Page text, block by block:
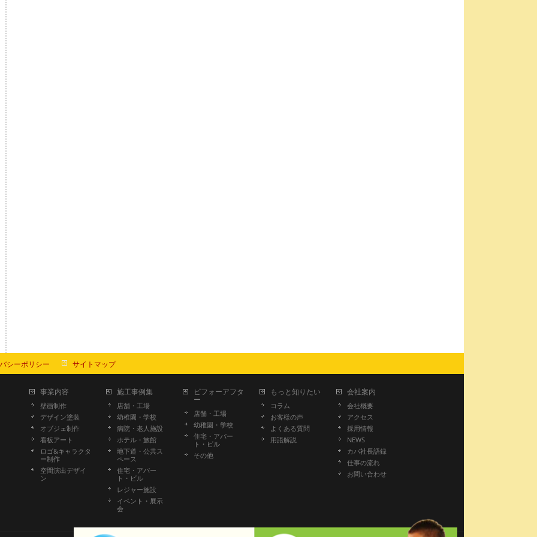
シーポリシー サイトマップ
事業内容
壁画制作
デザイン塗装
オブジェ制作
看板アート
ロゴ&キャラクタ
ー制作
空間演出デザイ
ン
施工事例集
店舗・工場
幼稚園・学校
病院・老人施設
ホテル・旅館
地下道・公共ス
ペース
住宅・アパー
ト・ビル
レジャー施設
イベント・展示
会
ビフォーアフタ
ー
店舗・工場
幼稚園・学校
住宅・アパー
ト・ビル
その他
もっと知りたい
コラム
お客様の声
よくある質問
用語解説
会社案内
会社概要
アクセス
採用情報
NEWS
カバ社長語録
仕事の流れ
お問い合わせ